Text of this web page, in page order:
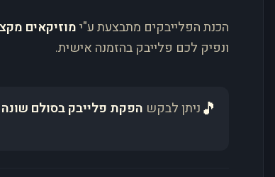
הכנת הפלייבקים מתבצעת ע"ימוזיקאים
ונפיק לכם פלייבק בהזמנה אישית.
🎵ניתן לבקש הפקת פלייבק בסולם שונה